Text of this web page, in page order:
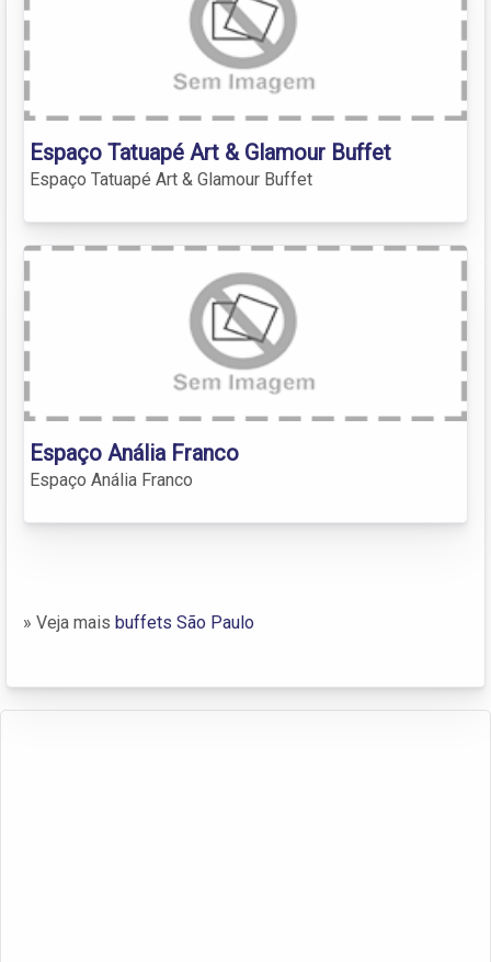
Espaço Tatuapé Art & Glamour Buffet
Espaço Tatuapé Art & Glamour Buffet
Espaço Anália Franco
Espaço Anália Franco
» Veja mais buffets São Paulo